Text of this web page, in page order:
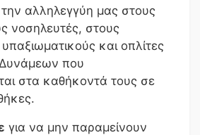
αλληλεγγύη μας στους
νοσηλευτές, στους
και οπλίτες
που
στα καθήκοντά τους σε
για να μην παραμείνουν